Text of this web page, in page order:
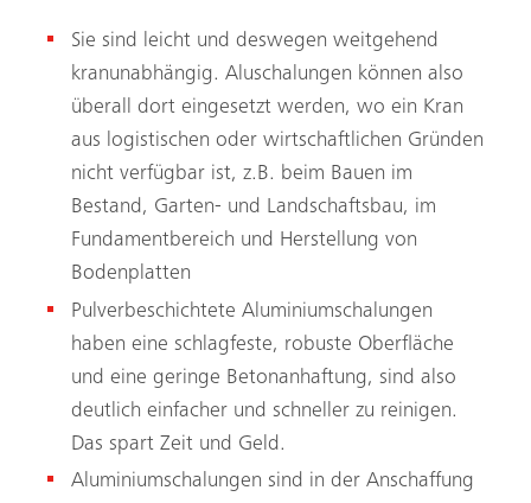
Sie sind leicht und deswegen weitgehend
kranunabhängig. Aluschalungen können also
überall dort eingesetzt werden, wo ein Kran
aus logistischen oder wirtschaftlichen Gründen
nicht verfügbar ist, z.B. beim Bauen im
Bestand, Garten- und Landschaftsbau, im
Fundamentbereich und Herstellung von
Bodenplatten
Pulverbeschichtete Aluminiumschalungen
haben eine schlagfeste, robuste Oberfläche
und eine geringe Betonanhaftung, sind also
deutlich einfacher und schneller zu reinigen.
Das spart Zeit und Geld.
Aluminiumschalungen sind in der Anschaffung